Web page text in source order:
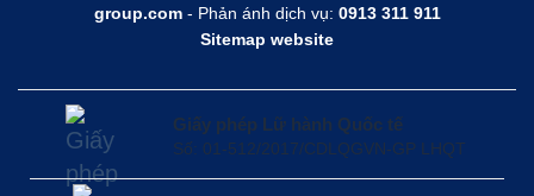
group.com- Phản ánh dịch vụ: 0913 311 911
Sitemap website
Giấy phép Lữ hành Quốc tế
Số: 01-512/2017/CDLQGVN-GP LHQT